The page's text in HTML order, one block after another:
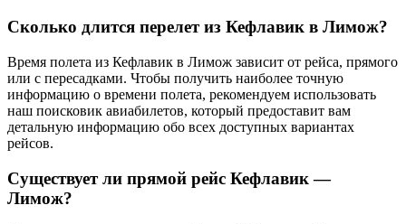
Сколько длится перелет из Кефлавик в Лимож?
Время полета из Кефлавик в Лимож зависит от рейса, прямого
или с пересадками. Чтобы получить наиболее точную
информацию о времени полета, рекомендуем использовать
наш поисковик авиабилетов, который предоставит вам
детальную информацию обо всех доступных вариантах
рейсов.
Существует ли прямой рейс Кефлавик —
Лимож?